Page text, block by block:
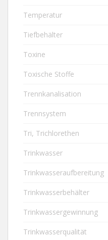
Temperatur
Tiefbehälter
Toxine
Toxische Stoffe
Trennkanalisation
Trennsystem
Tri, Trichlorethen
Trinkwasser
Trinkwasseraufbereitung
Trinkwasserbehälter
Trinkwassergewinnung
Trinkwasserqualität